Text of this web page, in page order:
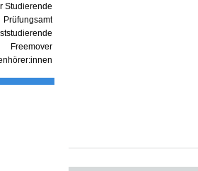
Studierende
Prüfungsamt
Freemover